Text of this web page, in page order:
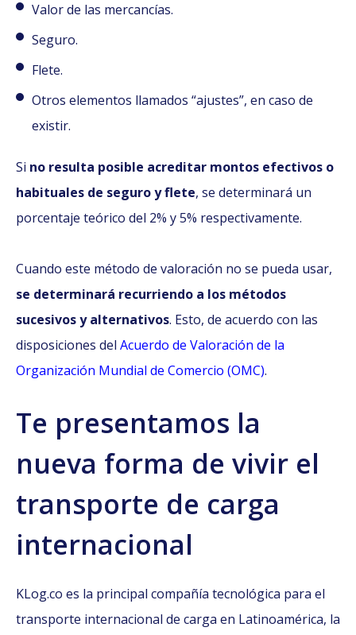
Valor de las mercancías.
Seguro.
Flete.
Otros elementos llamados “ajustes”, en caso de
existir.
Si no resulta posible acreditar montos efectivos o
habituales de seguro y flete, se determinará un
porcentaje teórico del 2% y 5% respectivamente.
Cuando este método de valoración no se pueda usar,
se determinará recurriendo a los métodos
sucesivos y alternativos. Esto, de acuerdo con las
disposiciones del Acuerdo de Valoración de la
Organización Mundial de Comercio (OMC).
Te presentamos la
nueva forma de vivir el
transporte de carga
internacional
KLog.co es la principal compañía tecnológica para el
transporte internacional de carga en Latinoamérica, la